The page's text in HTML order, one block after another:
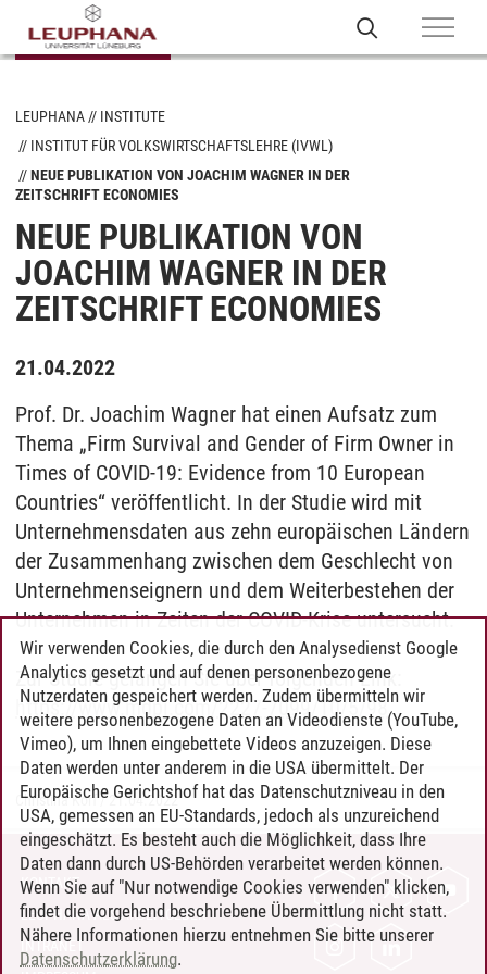
LEUPHANA
INSTITUTE
INSTITUT FÜR VOLKSWIRTSCHAFTSLEHRE (IVWL)
NEUE PUBLIKATION VON JOACHIM WAGNER IN DER
ZEITSCHRIFT ECONOMIES
NEUE PUBLIKATION VON
JOACHIM WAGNER IN DER
ZEITSCHRIFT ECONOMIES
21.04.2022
Prof. Dr. Joachim Wagner hat einen Aufsatz zum
Thema „Firm Survival and Gender of Firm Owner in
Times of COVID-19: Evidence from 10 European
Countries“ veröffentlicht. In der Studie wird mit
Unternehmensdaten aus zehn europäischen Ländern
der Zusammenhang zwischen dem Geschlecht von
Unternehmenseignern und dem Weiterbestehen der
Unternehmen in Zeiten der COVID-Krise untersucht.
Zur Studie gelangen Sie über folgenden Link:
https://www.mdpi.com/2227-7099/10/5/98
Christina Korf/ 21.04.2022
KONTAKT
LEUPHANA ALS ARBEITGEBER
INTRANET
Wir verwenden Cookies, die durch den Analysedienst Google
Analytics gesetzt und auf denen personenbezogene
Nutzerdaten gespeichert werden. Zudem übermitteln wir
weitere personenbezogene Daten an Videodienste (YouTube,
Vimeo), um Ihnen eingebettete Videos anzuzeigen. Diese
Daten werden unter anderem in die USA übermittelt. Der
Europäische Gerichtshof hat das Datenschutzniveau in den
USA, gemessen an EU-Standards, jedoch als unzureichend
eingeschätzt. Es besteht auch die Möglichkeit, dass Ihre
Daten dann durch US-Behörden verarbeitet werden können.
Wenn Sie auf "Nur notwendige Cookies verwenden" klicken,
findet die vorgehend beschriebene Übermittlung nicht statt.
Nähere Informationen hierzu entnehmen Sie bitte unserer
Datenschutzerklärung.